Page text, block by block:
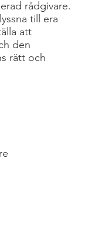
rådgivare.
till era
att
den
rätt och